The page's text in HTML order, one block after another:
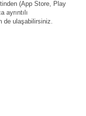
(App Store, Play
ayrıntılı
de ulaşabilirsiniz.